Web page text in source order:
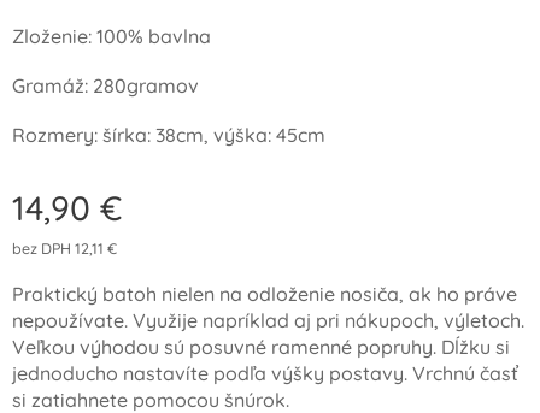
Zloženie: 100% bavlna
Gramáž: 280gramov
Rozmery: šírka: 38cm, výška: 45cm
14,90 €
bez DPH 12,11 €
Praktický batoh nielen na odloženie nosiča, ak ho práve
nepoužívate. Využije napríklad aj pri nákupoch, výletoch.
Veľkou výhodou sú posuvné ramenné popruhy. Dĺžku si
jednoducho nastavíte podľa výšky postavy. Vrchnú časť
si zatiahnete pomocou šnúrok.